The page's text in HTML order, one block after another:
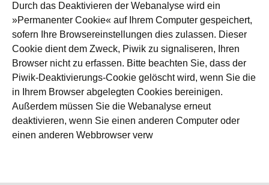
Durch das Deaktivieren der Webanalyse wird ein
»Permanenter Cookie« auf Ihrem Computer gespeichert,
sofern Ihre Browsereinstellungen dies zulassen. Dieser
Cookie dient dem Zweck, Piwik zu signaliseren, Ihren
Browser nicht zu erfassen. Bitte beachten Sie, dass der
Piwik-Deaktivierungs-Cookie gelöscht wird, wenn Sie die
in Ihrem Browser abgelegten Cookies bereinigen.
Außerdem müssen Sie die Webanalyse erneut
deaktivieren, wenn Sie einen anderen Computer oder
einen anderen Webbrowser verw